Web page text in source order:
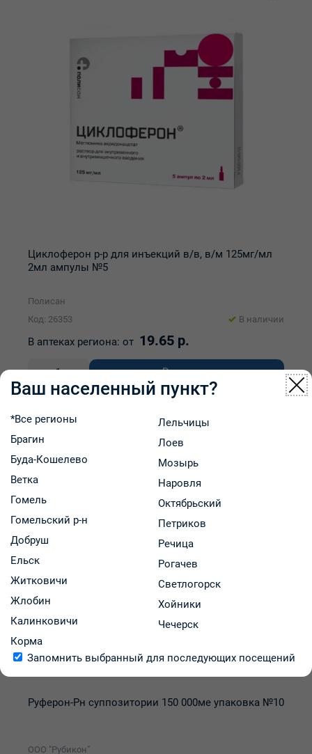
Циклоферон р-р для инъекций в/в, в/м 125мг/мл
2мл ампулы №5
Полисан
Код: 26353
В наличии
В аптеках региона: от 19.65 р.
- + В корзину
Руферон-Рн суппозитории 150 000ме упаковка №10
ООО "Рубикон"
Ваш населенный пункт?
*Все регионы
Брагин
Буда-Кошелево
Ветка
Гомель
Гомельский р-н
Добруш
Ельск
Житковичи
Жлобин
Калинковичи
Корма
Лельчицы
Лоев
Мозырь
Наровля
Октябрьский
Петриков
Речица
Рогачев
Светлогорск
Хойники
Чечерск
Запомнить выбранный для последующих посещений